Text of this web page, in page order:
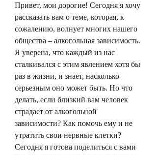
Привет, мои дорогие! Сегодня я хочу
рассказать вам о теме, которая, к
сожалению, волнует многих нашего
общества – алкогольная зависимость.
Я уверена, что каждый из нас
сталкивался с этим явлением хотя бы
раз в жизни, и знает, насколько
серьезным оно может быть. Но что
делать, если близкий вам человек
страдает от алкогольной
зависимости? Как помочь ему и не
утратить свои нервные клетки?
Сегодня я готова поделиться с вами